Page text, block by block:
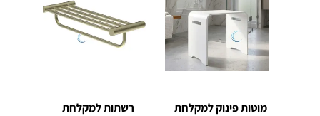
מוטות פינוק למקלחת רשתות למקלחת